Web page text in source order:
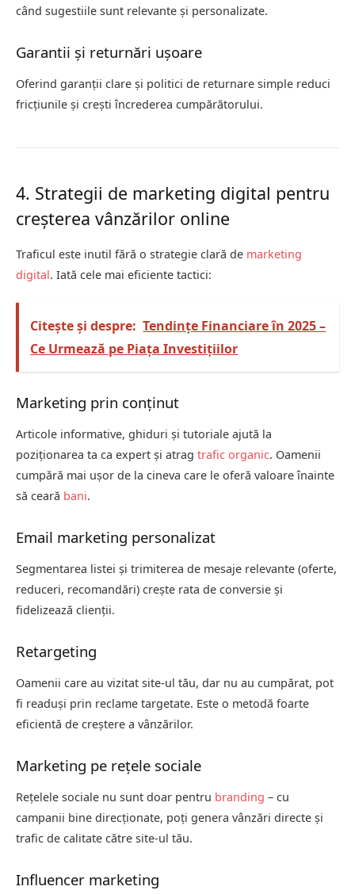
când sugestiile sunt relevante și personalizate.
Garantii și returnări ușoare
Oferind garanții clare și politici de returnare simple reduci
fricțiunile și crești încrederea cumpărătorului.
4. Strategii de marketing digital pentru
creșterea vânzărilor online
Traficul este inutil fără o strategie clară de marketing
digital. Iată cele mai eficiente tactici:
Citește și despre: Tendințe Financiare în 2025 –
Ce Urmează pe Piața Investițiilor
Marketing prin conținut
Articole informative, ghiduri și tutoriale ajută la
poziționarea ta ca expert și atrag trafic organic. Oamenii
cumpără mai ușor de la cineva care le oferă valoare înainte
să ceară bani.
Email marketing personalizat
Segmentarea listei și trimiterea de mesaje relevante (oferte,
reduceri, recomandări) crește rata de conversie și
fidelizează clienții.
Retargeting
Oamenii care au vizitat site-ul tău, dar nu au cumpărat, pot
fi readuși prin reclame targetate. Este o metodă foarte
eficientă de creștere a vânzărilor.
Marketing pe rețele sociale
Rețelele sociale nu sunt doar pentru branding – cu
campanii bine direcționate, poți genera vânzări directe și
trafic de calitate către site-ul tău.
Influencer marketing